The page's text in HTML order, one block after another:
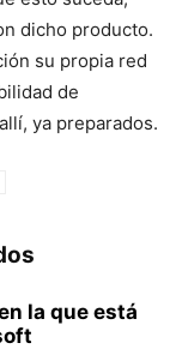
dicho producto.
su propia red
de
ya preparados.
la que está